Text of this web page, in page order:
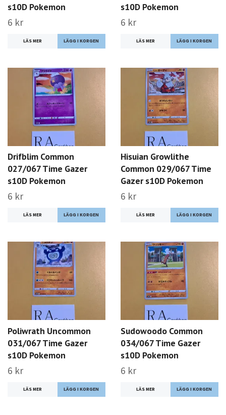
s10D Pokemon
6 kr
LÄS MER
s10D Pokemon
6 kr
LÄS MER
Drifblim Common
027/067 Time Gazer
s10D Pokemon
6 kr
LÄS MER
Hisuian Growlithe
Common 029/067 Time
Gazer s10D Pokemon
6 kr
LÄS MER
Poliwrath Uncommon
031/067 Time Gazer
s10D Pokemon
6 kr
LÄS MER
Sudowoodo Common
034/067 Time Gazer
s10D Pokemon
6 kr
LÄS MER